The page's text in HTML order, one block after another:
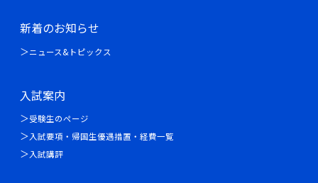
新着のお知らせ
ニュース&トピックス
入試案内
受験生のページ
入試要項・帰国生優遇措置・経費一覧
入試講評